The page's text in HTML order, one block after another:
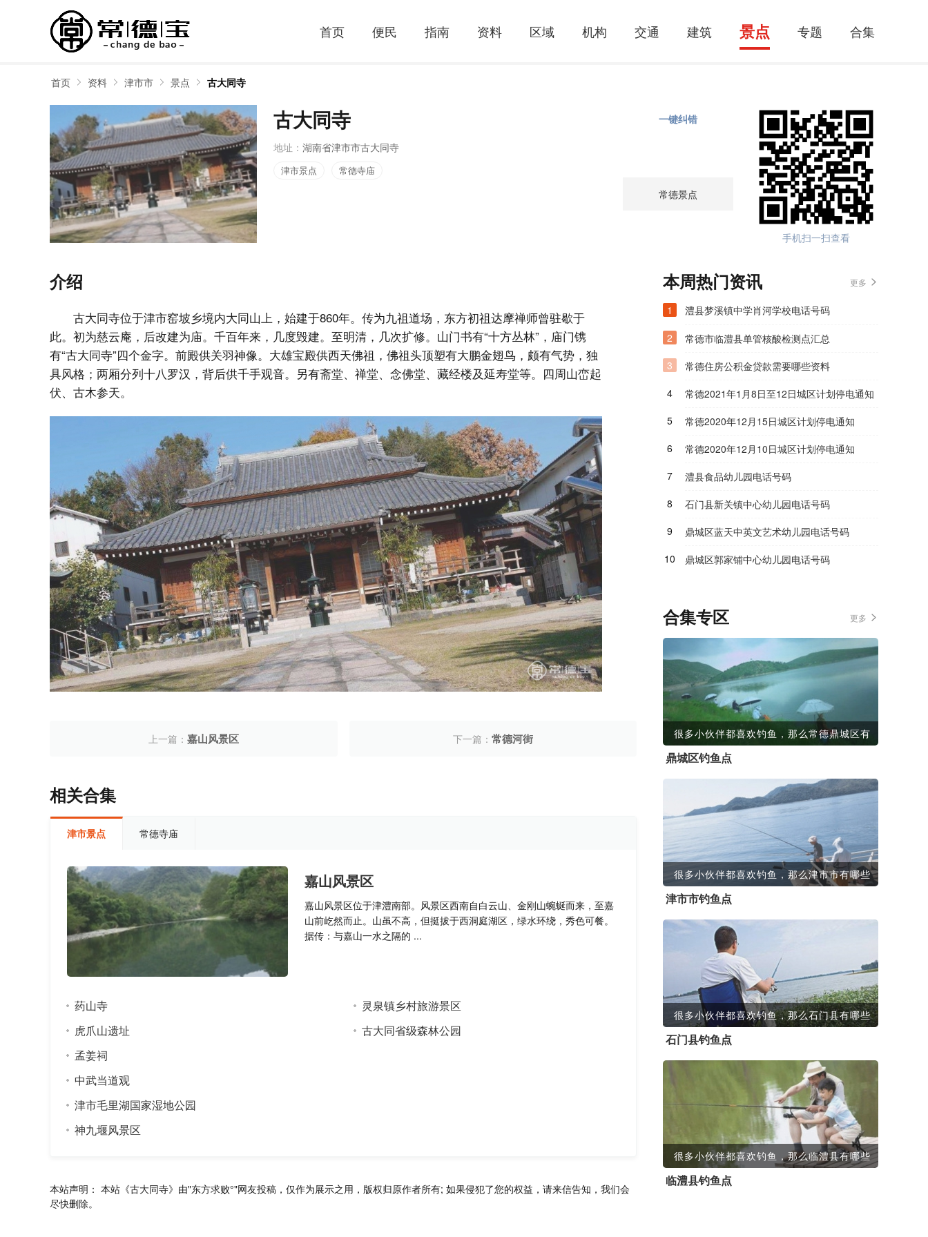
首页 便民 指南 资料 区域 机构 交通 建筑 景点 专题 合集
首页 资料 津市市 景点 古大同寺
手机扫一扫查看
古大同寺
地址： 湖南省津市市古大同寺
津市景点 常德寺庙
常德景点
一键纠错
介绍
古大同寺位于津市窑坡乡境内大同山上，始建于860年。传为九祖道场，东方初祖达摩禅师曾驻歇于
此。初为慈云庵，后改建为庙。千百年来，几度毁建。至明清，几次扩修。山门书有“十方丛林”，庙门镌
有“古大同寺”四个金字。前殿供关羽神像。大雄宝殿供西天佛祖，佛祖头顶塑有大鹏金翅鸟，颇有气势，独
具风格；两厢分列十八罗汉，背后供千手观音。另有斋堂、禅堂、念佛堂、藏经楼及延寿堂等。四周山峦起
伏、古木参天。
上一篇： 嘉山风景区 下一篇： 常德河街
相关合集
津市景点 常德寺庙
嘉山风景区
嘉山风景区位于津澧南部。风景区西南自白云山、金刚山蜿蜒而来，至嘉
山前屹然而止。山虽不高，但挺拔于西洞庭湖区，绿水环绕，秀色可餐。
据传：与嘉山一水之隔的 ...
药山寺
虎爪山遗址
孟姜祠
中武当道观
津市毛里湖国家湿地公园
神九堰风景区
灵泉镇乡村旅游景区
古大同省级森林公园
本站声明： 本站《古大同寺》由"东方求败°"网友投稿，仅作为展示之用，版权归原作者所有; 如果侵犯了您的权益，请来信告知，我们会
尽快删除。
本周热门资讯 更多
1
澧县梦溪镇中学肖河学校电话号码
2
常德市临澧县单管核酸检测点汇总
3
常德住房公积金贷款需要哪些资料
4
常德2021年1月8日至12日城区计划停电通知
5
常德2020年12月15日城区计划停电通知
6
常德2020年12月10日城区计划停电通知
7
澧县食品幼儿园电话号码
8
石门县新关镇中心幼儿园电话号码
9
鼎城区蓝天中英文艺术幼儿园电话号码
10
鼎城区郭家铺中心幼儿园电话号码
合集专区 更多
很多小伙伴都喜欢钓鱼，那么常德鼎城区有
鼎城区钓鱼点
很多小伙伴都喜欢钓鱼，那么津市市有哪些
津市市钓鱼点
很多小伙伴都喜欢钓鱼，那么石门县有哪些
石门县钓鱼点
很多小伙伴都喜欢钓鱼，那么临澧县有哪些
临澧县钓鱼点